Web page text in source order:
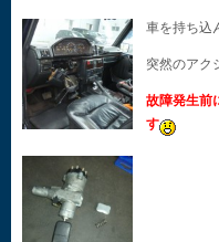
車を持ち込
突然のアク
故障発生前
す